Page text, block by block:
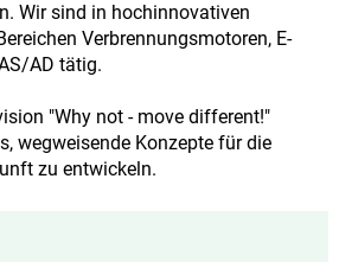
Wir sind in hochinnovativen
Verbrennungsmotoren, E-
AD tätig.
"Why not - move different!"
wegweisende Konzepte für die
zu entwickeln.